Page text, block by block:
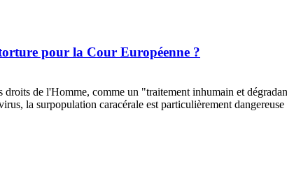
pour la Cour Européenne ?
de l'Homme, comme un "traitement inhumain et
la surpopulation caracérale est particulièrement dangereuse